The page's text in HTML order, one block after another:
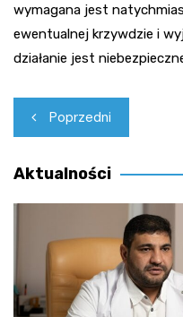
wymagana jest
ewentualnej krzywdzie i
działanie jest
Nawigacja
wpisu
Poprzedni
Aktualności